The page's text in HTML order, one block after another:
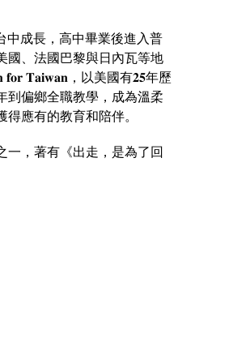
中成長，高中畢業後進入普
國、法國巴黎與日內瓦等地
𝐓𝐚𝐢𝐰𝐚𝐧，以美國有𝟐𝟓年歷
到偏鄉全職教學，成為溫柔
應有的教育和陪­伴。
一，著有《出走，是為了回